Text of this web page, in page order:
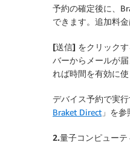
予約の確定後に、
できます。追加料金
[送信] をクリック
バーからメールが
れば時間を有効に使
デバイス予約で実
Braket Direct 」を参
2.量子コンピュー